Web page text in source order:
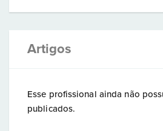
Artigos
Esse profissional ainda não
publicados.